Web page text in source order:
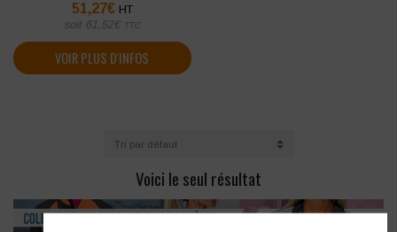
51,27€ HT
soit 61,52€ TTC
VOIR PLUS D'INFOS
Voici le seul résultat